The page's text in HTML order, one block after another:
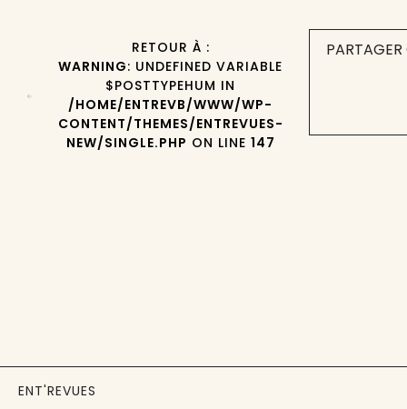
RETOUR À :
WARNING: UNDEFINED VARIABLE
$POSTTYPEHUM IN
/HOME/ENTREVB/WWW/WP-
CONTENT/THEMES/ENTREVUES-
NEW/SINGLE.PHP ON LINE 147
ENT'REVUES